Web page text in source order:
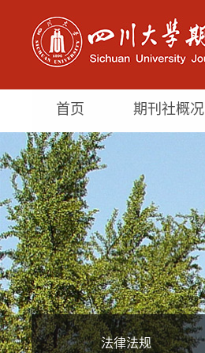
首页 期刊社概况
法律法规